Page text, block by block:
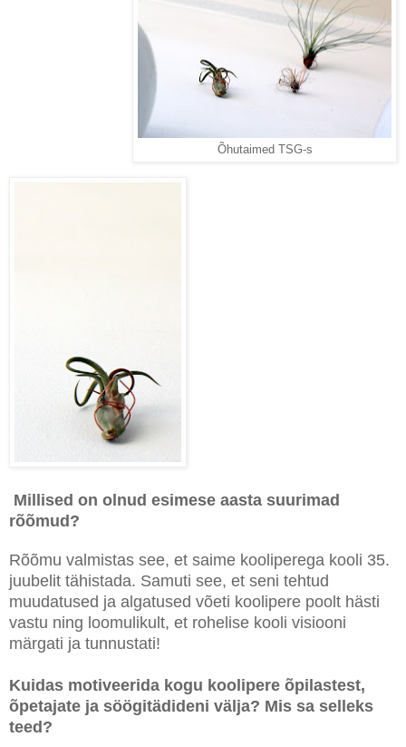
Õhutaimed TSG-s
Millised on olnud esimese aasta suurimad
rõõmud?
Rõõmu valmistas see, et saime kooliperega kooli 35.
juubelit tähistada. Samuti see, et seni tehtud
muudatused ja algatused võeti koolipere poolt hästi
vastu ning loomulikult, et rohelise kooli visiooni
märgati ja tunnustati!
Kuidas motiveerida kogu koolipere õpilastest,
õpetajate ja söögitädideni välja? Mis sa selleks
teed?